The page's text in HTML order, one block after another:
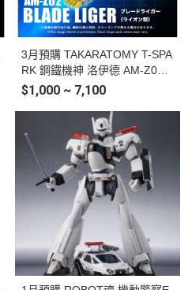
3月預購 TAKARATOMY T-SPA
RK 鋼鐵機神 洛伊德 AM-Z02
重裝長牙獅 合金完成品
$1,000 ~ 7,100